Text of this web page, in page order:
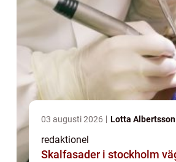
03 augusti 2026 Lotta Albertsson
redaktionel
Skalfasader i stockholm vägen till ett